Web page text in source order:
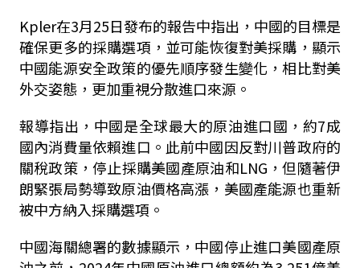
Kpler在3月25日發布的報告中指出，中國的目標是
確保更多的採購選項，並可能恢復對美採購，顯示
中國能源安全政策的優先順序發生變化，相比對美
外交姿態，更加重視分散進口來源。
報導指出，中國是全球最大的原油進口國，約7成
國內消費量依賴進口。此前中國因反對川普政府的
關稅政策，停止採購美國產原油和LNG，但隨著伊
朗緊張局勢導致原油價格高漲，美國產能源也重新
被中方納入採購選項。
中國海關總署的數據顯示，中國停止進口美國產原